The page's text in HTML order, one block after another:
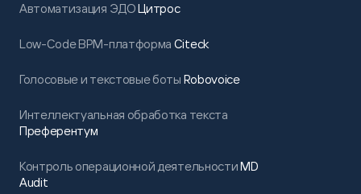
Автоматизация ЭДОЦитрос
Low-Code BPM-платформа Citeck
Голосовые и текстовые боты Robovoice
Интеллектуальная обработка текста
Преферентум
Контроль операционной деятельностиMD
Audit